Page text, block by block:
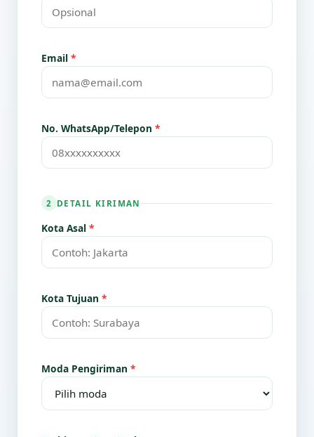
Email *
No. WhatsApp/Telepon *
2 DETAIL KIRIMAN
Kota Asal *
Kota Tujuan *
Moda Pengiriman *